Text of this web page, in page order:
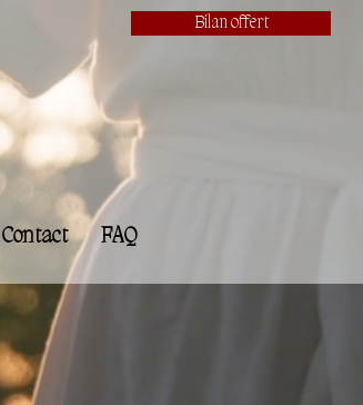
Bilan offert
Contact FAQ